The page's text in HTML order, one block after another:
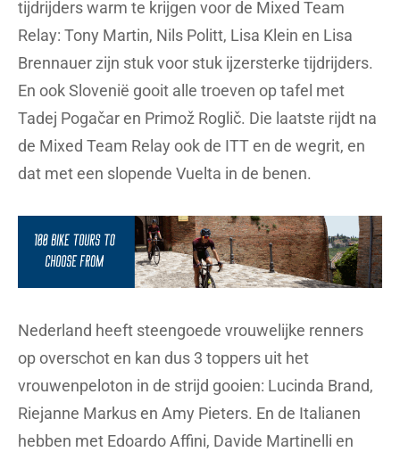
tijdrijders warm te krijgen voor de Mixed Team
Relay: Tony Martin, Nils Politt, Lisa Klein en Lisa
Brennauer zijn stuk voor stuk ijzersterke tijdrijders.
En ook Slovenië gooit alle troeven op tafel met
Tadej Pogačar en Primož Roglič. Die laatste rijdt na
de Mixed Team Relay ook de ITT en de wegrit, en
dat met een slopende Vuelta in de benen.
Nederland heeft steengoede vrouwelijke renners
op overschot en kan dus 3 toppers uit het
vrouwenpeloton in de strijd gooien: Lucinda Brand,
Riejanne Markus en Amy Pieters. En de Italianen
hebben met Edoardo Affini, Davide Martinelli en